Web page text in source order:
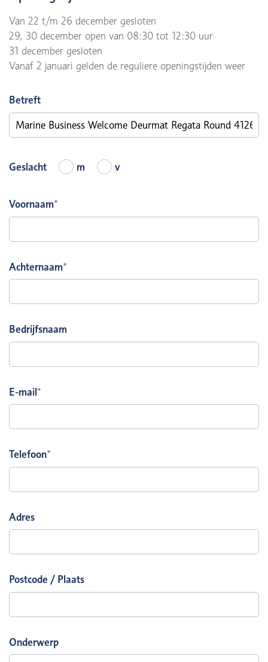
Van 22 t/m 26 december gesloten
29, 30 december open van 08:30 tot 12:30 uur
31 december gesloten
Vanaf 2 januari gelden de reguliere openingstijden weer
Betreft
Geslacht m v
Voornaam*
Achternaam*
Bedrijfsnaam
E-mail*
Telefoon*
Adres
Postcode / Plaats
Onderwerp